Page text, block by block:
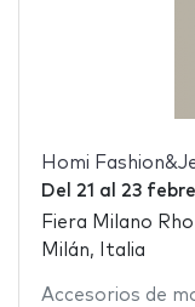
Homi
Del 21 al 23
Fiera Milano Rho
Milán, Italia
Accesorios de